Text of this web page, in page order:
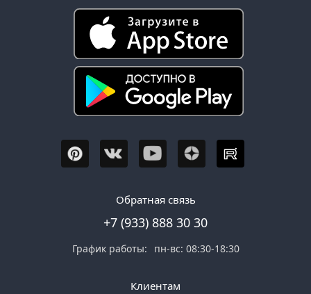
Обратная связь
+7 (933) 888 30 30
График работы: пн-вс: 08:30-18:30
Клиентам